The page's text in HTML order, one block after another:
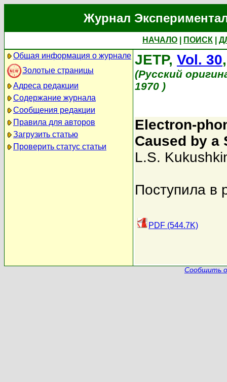
Журнал
НАЧАЛО ПОИСК
Общая информация о журнале
Золотые страницы
Адреса редакции
Содержание журнала
Сообщения редакции
Правила для авторов
Загрузить статью
Проверить статус статьи
JETP, Vol. 30
(Русский
1970 )
Electron-
Caused by a
L.S.
Поступила в
PDF (544.7K)
Сообщить о